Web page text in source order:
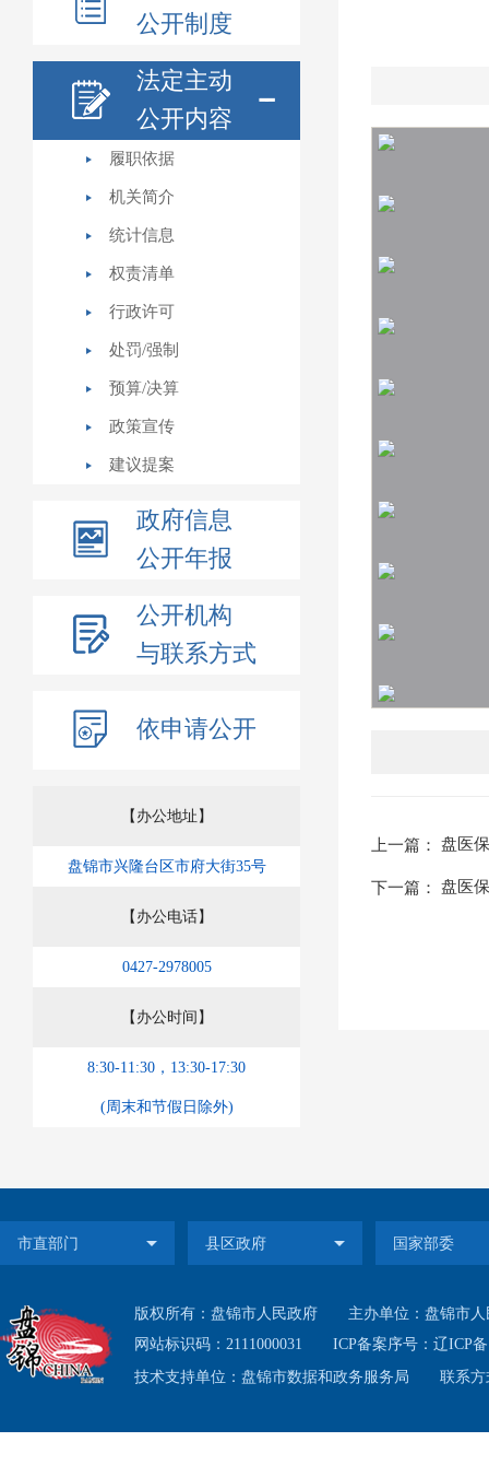
公开制度
法定主动
公开内容
履职依据
机关简介
统计信息
权责清单
行政许可
处罚/强制
预算/决算
政策宣传
建议提案
政府信息
公开年报
公开机构
与联系方式
依申请公开
【办公地址】
盘锦市兴隆台区市府大街35号
【办公电话】
0427-2978005
【办公时间】
8:30-11:30，13:30-17:30
(周末和节假日除外)
上一篇： 盘医
下一篇： 盘医
版权所有：盘锦市人民政府
主办单位：盘锦市
网站标识码：2111000031
ICP备案序号： 辽ICP
技术支持单位：盘锦市数据和政务服务局
联系方